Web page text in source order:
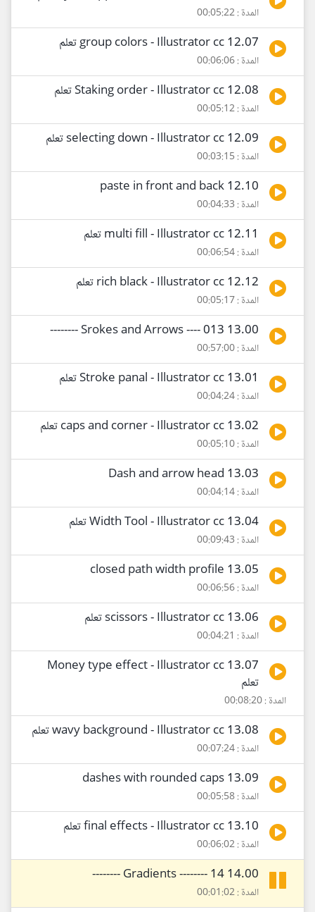
المدة : 00:05:22
12.07 group colors - Illustrator cc تعلم
المدة : 00:06:06
12.08 Staking order - Illustrator cc تعلم
المدة : 00:05:12
12.09 selecting down - Illustrator cc تعلم
المدة : 00:03:15
12.10 paste in front and back
المدة : 00:04:33
12.11 multi fill - Illustrator cc تعلم
المدة : 00:06:54
12.12 rich black - Illustrator cc تعلم
المدة : 00:05:17
13.00 Srokes and Arrows ---- 013 --------
المدة : 00:57:00
13.01 Stroke panal - Illustrator cc تعلم
المدة : 00:04:24
13.02 caps and corner - Illustrator cc تعلم
المدة : 00:05:10
13.03 Dash and arrow head
المدة : 00:04:14
13.04 Width Tool - Illustrator cc تعلم
المدة : 00:09:43
13.05 closed path width profile
المدة : 00:06:56
13.06 scissors - Illustrator cc تعلم
المدة : 00:04:21
13.07 Money type effect - Illustrator cc
تعلم
المدة : 00:08:20
13.08 wavy background - Illustrator cc تعلم
المدة : 00:07:24
13.09 dashes with rounded caps
المدة : 00:05:58
13.10 final effects - Illustrator cc تعلم
المدة : 00:06:02
14.00 Gradients -------- 14 --------
المدة : 00:01:02